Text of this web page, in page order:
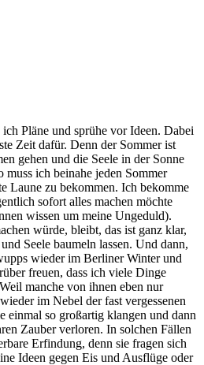
Pläne und sprühe vor Ideen. Dabei
Zeit dafür. Denn der Sommer ist
gehen und die Seele in der Sonne
muss ich beinahe jeden Sommer
Laune zu bekommen. Ich bekomme
sofort alles machen möchte
wissen um meine Ungeduld).
würde, bleibt, das ist ganz klar,
Seele baumeln lassen. Und dann,
wieder im Berliner Winter und
freuen, dass ich viele Dinge
manche von ihnen eben nur
im Nebel der fast vergessenen
einmal so großartig klangen und dann
Zauber verloren. In solchen Fällen
Erfindung, denn sie fragen sich
Ideen gegen Eis und Ausflüge oder